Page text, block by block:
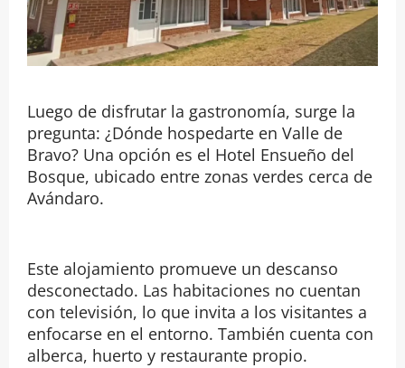
Luego de disfrutar la gastronomía, surge la
pregunta: ¿Dónde hospedarte en Valle de
Bravo? Una opción es el Hotel Ensueño del
Bosque, ubicado entre zonas verdes cerca de
Avándaro.
Este alojamiento promueve un descanso
desconectado. Las habitaciones no cuentan
con televisión, lo que invita a los visitantes a
enfocarse en el entorno. También cuenta con
alberca, huerto y restaurante propio.